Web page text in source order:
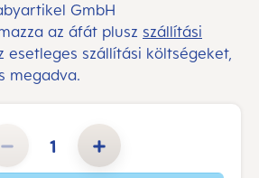
mennyiséget, vagy használja a gombokat a mennyiség
GmbH
az áfát plusz szállítási
esetleges szállítási költségeket,
megadva.